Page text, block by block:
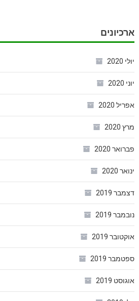
ארכיונים
יולי 2020
יוני 2020
אפריל 2020
מרץ 2020
פברואר 2020
ינואר 2020
דצמבר 2019
נובמבר 2019
אוקטובר 2019
ספטמבר 2019
אוגוסט 2019